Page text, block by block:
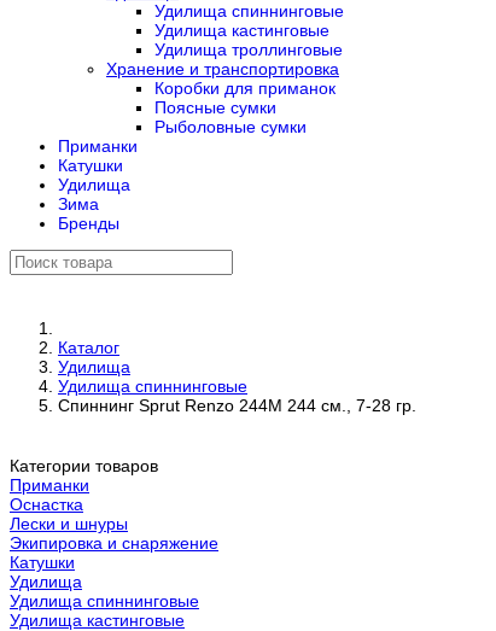
Удилища спиннинговые
Удилища кастинговые
Удилища троллинговые
Хранение и транспортировка
Коробки для приманок
Поясные сумки
Рыболовные сумки
Приманки
Катушки
Удилища
Зима
Бренды
Каталог
Удилища
Удилища спиннинговые
Спиннинг Sprut Renzo 244M 244 см., 7-28 гр.
Категории товаров
Приманки
Оснастка
Лески и шнуры
Экипировка и снаряжение
Катушки
Удилища
Удилища спиннинговые
Удилища кастинговые